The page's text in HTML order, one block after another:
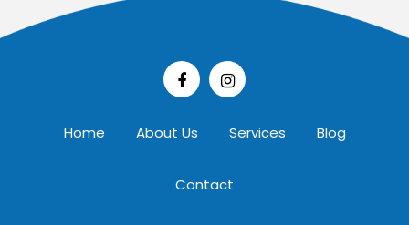
Home About Us Services Blog
Contact